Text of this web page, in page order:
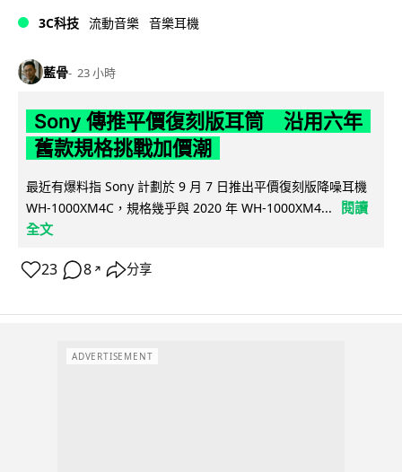
3C科技 流動音樂 音樂耳機
藍骨 23 小時
Sony 傳推平價復刻版耳筒 沿用六年
舊款規格挑戰加價潮
最近有爆料指 Sony 計劃於 9 月 7 日推出平價復刻版降噪耳機
WH-1000XM4C，規格幾乎與 2020 年 WH-1000XM4...
閱讀
全文
23 8 ↗ 分享
ADVERTISEMENT